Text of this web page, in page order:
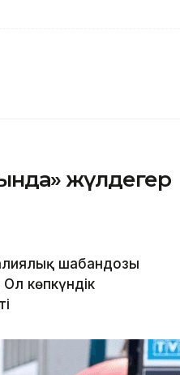
жүлдегер
шабандозы
көпкүндік